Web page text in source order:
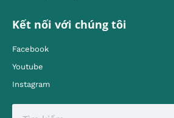
Kết nối với chúng tôi
Facebook
Youtube
Instagram